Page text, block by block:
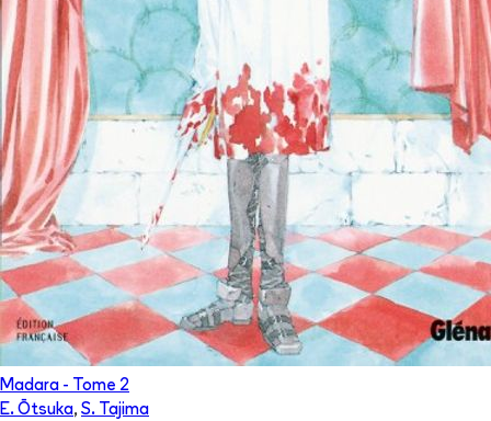
Madara - Tome 2
E. Ōtsuka, S. Tajima